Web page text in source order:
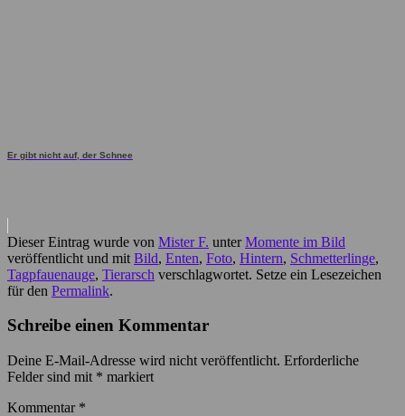
Er gibt nicht auf, der Schnee
Dieser Eintrag wurde von Mister F. unterMomente im Bild
veröffentlicht und mit Bild, Enten, Foto, Hintern, Schmetterlinge,
Tagpfauenauge, Tierarsch verschlagwortet. Setze ein Lesezeichen
für den Permalink.
Schreibe einen Kommentar
Deine E-Mail-Adresse wird nicht veröffentlicht. Erforderliche
Felder sind mit * markiert
Kommentar *